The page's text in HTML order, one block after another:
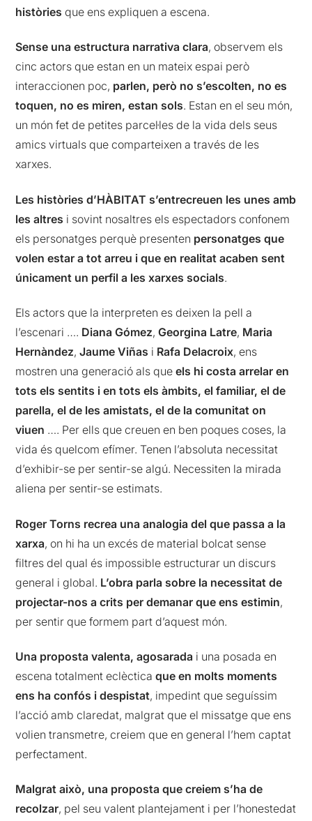
històries que ens expliquen a escena.
Sense una estructura narrativa clara, observem els
cinc actors que estan en un mateix espai però
interaccionen poc, parlen, però no s’escolten, no es
toquen, no es miren, estan sols. Estan en el seu món,
un món fet de petites parcel·les de la vida dels seus
amics virtuals que comparteixen a través de les
xarxes.
Les històries d’HÀBITAT s’entrecreuen les unes amb
les altres i sovint nosaltres els espectadors confonem
els personatges perquè presenten personatges que
volen estar a tot arreu i que en realitat acaben sent
únicament un perfil a les xarxes socials.
Els actors que la interpreten es deixen la pell a
l’escenari …. Diana Gómez,Georgina Latre, Maria
Hernàndez,Jaume Viñas i Rafa Delacroix, ens
mostren una generació als queels hi costa arrelar en
tots els sentits i en tots els àmbits, el familiar, el de
parella, el de les amistats, el de la comunitat on
viuen …. Per ells que creuen en ben poques coses, la
vida és quelcom efímer. Tenen l’absoluta necessitat
d’exhibir-se per sentir-se algú. Necessiten la mirada
aliena per sentir-se estimats.
Roger Torns recrea una analogia del que passa a la
xarxa, on hi ha un excés de material bolcat sense
filtres del qual és impossible estructurar un discurs
general i global. L’obra parla sobre la necessitat de
projectar-nos a crits per demanar que ens estimin,
per sentir que formem part d’aquest món.
Una proposta valenta, agosarada i una posada en
escena totalment eclèctica que en molts moments
ens ha confós i despistat, impedint que seguíssim
l’acció amb claredat, malgrat que el missatge que ens
volien transmetre, creiem que en general l’hem captat
perfectament.
Malgrat això, una proposta que creiem s’ha de
recolzar, pel seu valent plantejament i per l’honestedat